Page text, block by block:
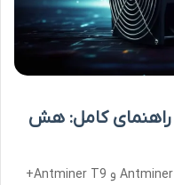
مشخصات دستگاه ماینر T9 | راهنمای کامل: هش
مشخصات دستگاه ماینر t9 ماینرهای Antminer T9 و Antminer T9+